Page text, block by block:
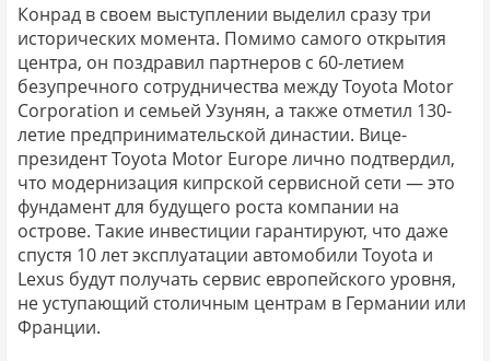
Конрад в своем выступлении выделил сразу три
исторических момента. Помимо самого открытия
центра, он поздравил партнеров с 60-летием
безупречного сотрудничества между Toyota Motor
Corporation и семьей Узунян, а также отметил 130-
летие предпринимательской династии. Вице-
президент Toyota Motor Europe лично подтвердил,
что модернизация кипрской сервисной сети — это
фундамент для будущего роста компании на
острове. Такие инвестиции гарантируют, что даже
спустя 10 лет эксплуатации автомобили Toyota и
Lexus будут получать сервис европейского уровня,
не уступающий столичным центрам в Германии или
Франции.